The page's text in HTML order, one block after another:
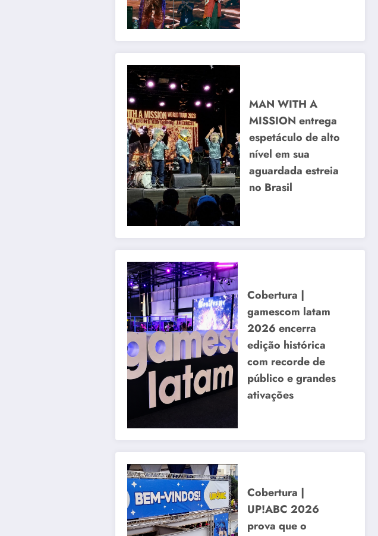
MAN WITH A
MISSION entrega
espetáculo de alto
nível em sua
aguardada estreia
no Brasil
Cobertura |
gamescom latam
2026 encerra
edição histórica
com recorde de
público e grandes
ativações
Cobertura |
UP!ABC 2026
prova que o